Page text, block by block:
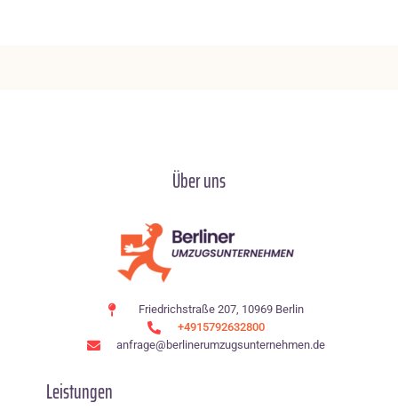
Über uns
Friedrichstraße 207, 10969 Berlin
+4915792632800
anfrage@berlinerumzugsunternehmen.de
Leistungen